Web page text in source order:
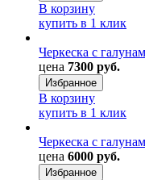
В корзину
купить в 1 клик
Черкеска с
цена 7300 руб.
Избранное
В корзину
купить в 1 клик
Черкеска с
цена 6000 руб.
Избранное